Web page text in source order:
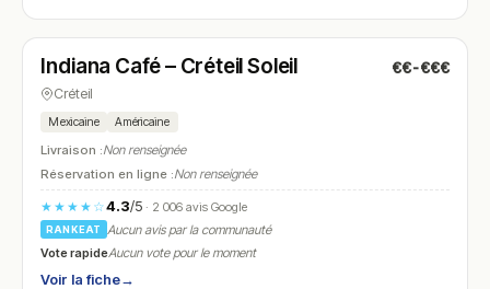
N° 18
Indiana Café – Créteil Soleil €€-€€€
Créteil
Mexicaine Américaine
Livraison :Non renseignée
Réservation en ligne :Non renseignée
★★★★☆4.3/5· 2 006 avis Google
RANKEAT
Aucun avis par la communauté
Vote rapideAucun vote pour le moment
Voir la fiche→